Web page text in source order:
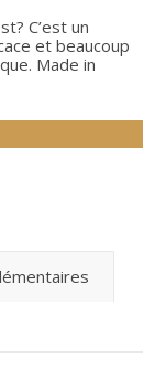
C’est un
et beaucoup
Made in